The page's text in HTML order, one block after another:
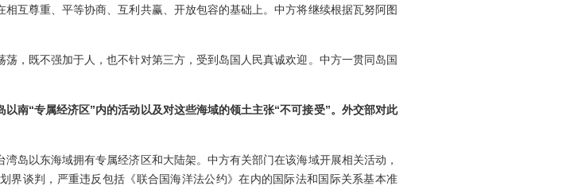
互尊重、平等协商、互利共赢、开放包容的基础上。中方将继续根据瓦努阿图
，既不强加于人，也不针对第三方，受到岛国人民真诚欢迎。中方一贯同岛国
南“专属经济区”内的活动以及对这些海域的领土主张“不可接受”。外交部对此
岛以东海域拥有专属经济区和大陆架。中方有关部门在该海域开展相关活动，
界谈判，严重违反包括《联合国海洋法公约》在内的国际法和国际关系基本准